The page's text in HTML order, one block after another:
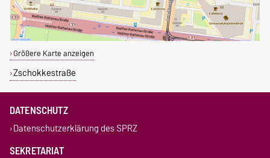
Größere Karte anzeigen
Zschokkestraße
DATENSCHUTZ
Datenschutzerklärung des SPRZ
SEKRETARIAT